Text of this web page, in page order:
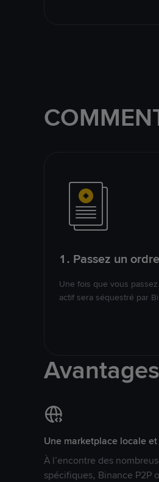
1. Passez un ordre
Une fois que vous
actif sera séquestré par
Une marketplace locale
À l’encontre des
spécifiques, Binance P2P